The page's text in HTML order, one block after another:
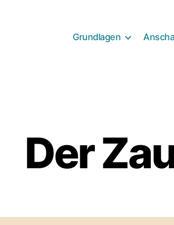
Grundlagen
Der